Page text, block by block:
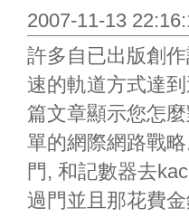
2007-11-13
許多自已出版創
速的軌道方式達
篇文章顯示您怎
單的網際網路戰
門, 和記數器去
過門並且那花費